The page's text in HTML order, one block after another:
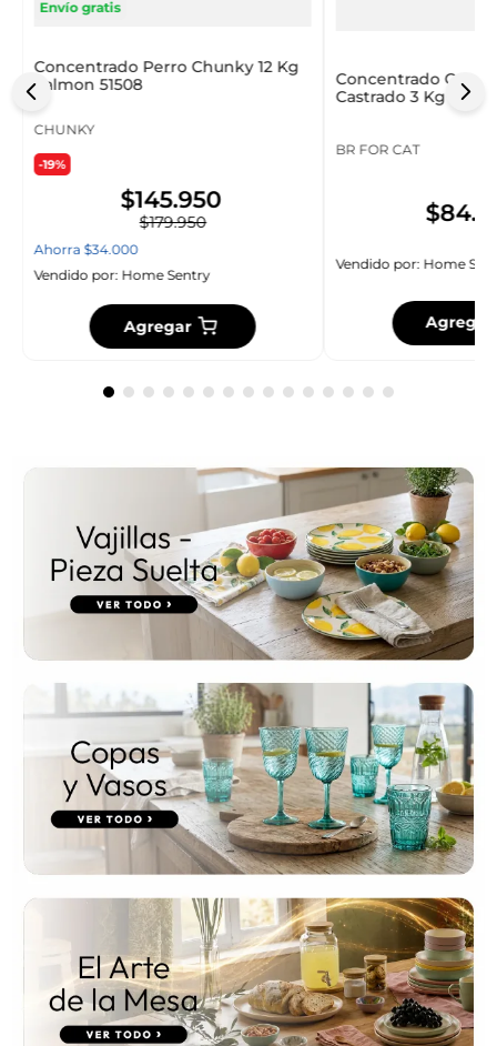
Envío gratis
Concentrado Perro Chunky 12 Kg
Salmon 51508
CHUNKY
-19%
$145.950
$179.950
Ahorra $34.000
Vendido por: Home Sentry
Agregar
Concentrado Gato
Castrado 3 Kg
BR FOR CAT
$84.
Vendido por:Home
Agregar